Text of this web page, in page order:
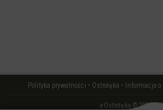
Polityka prywatności • Ostrołęka • Informacja
eOstrołęka © 2006 -